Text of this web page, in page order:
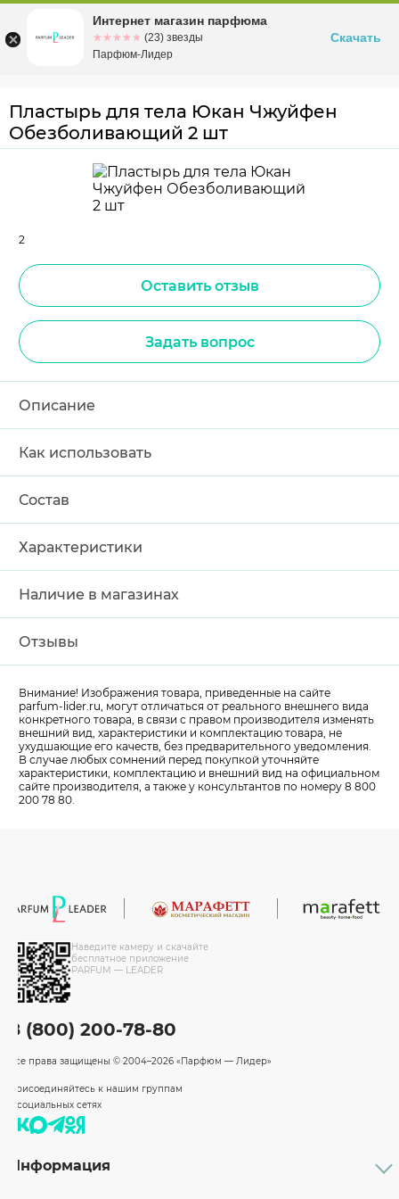
Омскул. Заозерная, 11, к. 1
Пластырь для тела Юкан Чжуйфен
Обезболивающий 2 шт
2
Оставить отзыв
Задать вопрос
Описание
Как использовать
Состав
Характеристики
Наличие в магазинах
Отзывы
Внимание! Изображения товара, приведенные на сайте
parfum-lider.ru, могут отличаться от реального внешнего вида
конкретного товара, в связи с правом производителя изменять
внешний вид, характеристики и комплектацию товара, не
ухудшающие его качеств, без предварительного уведомления.
В случае любых сомнений перед покупкой уточняйте
характеристики, комплектацию и внешний вид на официальном
сайте производителя, а также у консультантов по номеру 8 800
200 78 80.
Наведите камеру и скачайте
бесплатное приложение
PARFUM — LEADER
8 (800) 200-78-80
Все права защищены © 2004–2026 «Парфюм — Лидер»
Присоединяйтесь к нашим группам
в социальных сетях
Информация
Интернет магазин парфюма
☆☆☆☆☆
★★★★★ (23) звезды
Парфюм-Лидер
Скачать